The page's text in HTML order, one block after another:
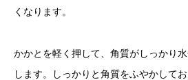
くなります。
かかとを軽く押して、角質がしっかり
します。しっかりと角質をふやかしてお